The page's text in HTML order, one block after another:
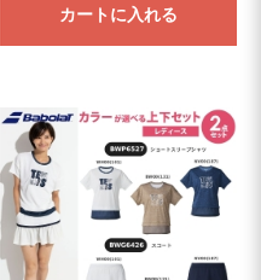
カートに入れる